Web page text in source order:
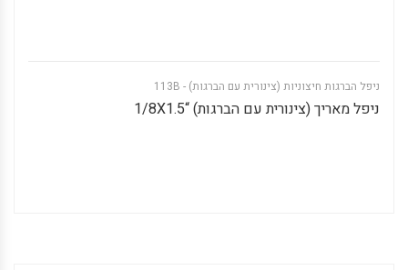
ניפל הברגות חיצוניות (צינורית עם הברגות) - 113B
ניפל מאריך (צינורית עם הברגות) “1/8X1.5